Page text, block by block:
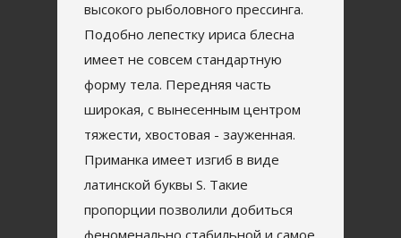
высокого рыболовного прессинга.
Подобно лепестку ириса блесна
имеет не совсем стандартную
форму тела. Передняя часть
широкая, с вынесенным центром
тяжести, хвостовая - зауженная.
Приманка имеет изгиб в виде
латинской буквы S. Такие
пропорции позволили добиться
феноменально стабильной и самое